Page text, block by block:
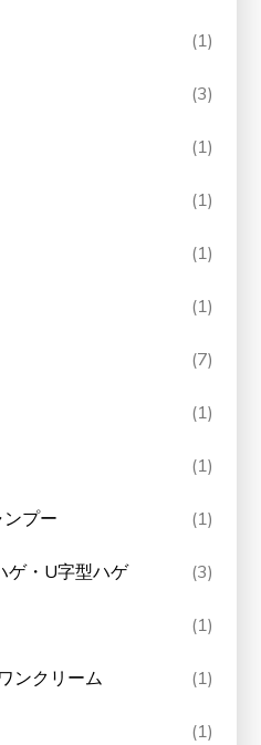
(1)
(3)
(1)
(1)
(1)
(1)
(7)
(1)
(1)
プー (1)
ゲ・U字型ハゲ (3)
(1)
ンクリーム (1)
(1)